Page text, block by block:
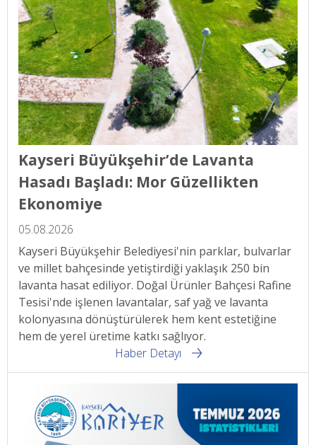
Kayseri Büyükşehir’de Lavanta
Hasadı Başladı: Mor Güzellikten
Ekonomiye
05.08.2026
Kayseri Büyükşehir Belediyesi'nin parklar, bulvarlar
ve millet bahçesinde yetiştirdiği yaklaşık 250 bin
lavanta hasat ediliyor. Doğal Ürünler Bahçesi Rafine
Tesisi'nde işlenen lavantalar, saf yağ ve lavanta
kolonyasına dönüştürülerek hem kent estetiğine
hem de yerel üretime katkı sağlıyor.
Haber Detayı